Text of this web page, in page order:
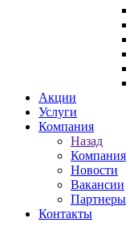
Акции
Услуги
Компания
Назад
Компания
Новости
Вакансии
Партнеры
Контакты